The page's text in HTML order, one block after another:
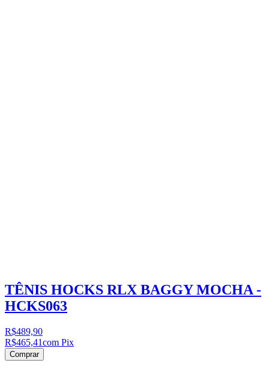
TÊNIS HOCKS RLX BAGGY MOCHA -
HCKS063
R$489,90
R$465,41com Pix
Comprar